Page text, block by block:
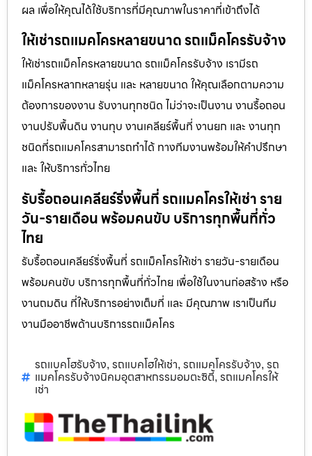
ผล เพื่อให้คุณได้ใช้บริการที่มีคุณภาพในราคาที่เข้าถึงได้
ให้เช่ารถแมคโครหลายขนาด รถแม็คโครรับจ้าง
ให้เช่ารถแม็คโครหลายขนาด รถแม็คโครรับจ้าง เรามีรถ
แม็คโครหลากหลายรุ่น และ หลายขนาด ให้คุณเลือกตามความ
ต้องการของงาน รับงานทุกชนิด ไม่ว่าจะเป็นงาน งานรื้อถอน
งานปรับพื้นดิน งานทุบ งานเคลียร์พื้นที่ งานยก และ งานทุก
ชนิดที่รถแมคโครสามารถทำได้ ทางทีมงานพร้อมให้คำปรึกษา
และ ให้บริการทั่วไทย
รับรื้อถอนเคลียร์ริ่งพื้นที่ รถแมคโครให้เช่า ราย
วัน-รายเดือน พร้อมคนขับ บริการทุกพื้นที่ทั่ว
ไทย
รับรื้อถอนเคลียร์ริ่งพื้นที่ รถแม็คโครให้เช่า รายวัน-รายเดือน
พร้อมคนขับ บริการทุกพื้นที่ทั่วไทย เพื่อใช้ในงานก่อสร้าง หรือ
งานถมดิน ที่ให้บริการอย่างเต็มที่ และ มีคุณภาพ เราเป็นทีม
งานมืออาชีพด้านบริการรถแม็คโคร
รถแบคโฮรับจ้าง, รถแบคโฮให้เช่า, รถแมคโครรับจ้าง, รถ
แมคโครรับจ้างนิคมอุตสาหกรรมอมตะซิตี้, รถแมคโครให้
เช่า